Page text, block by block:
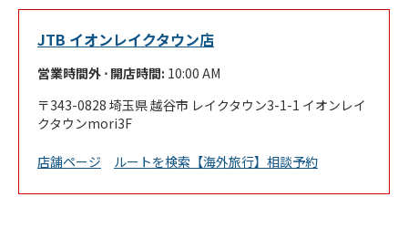
JTB イオンレイクタウン店
営業時間外 ⋅ 開店時間: 10:00 AM
343-0828 埼玉県越谷市 レイクタウン3-1-1 イオンレイ
クタウンmori3F
店舗ページ ルートを検索 Link Opens in New Tab
【海外旅行】相談予約